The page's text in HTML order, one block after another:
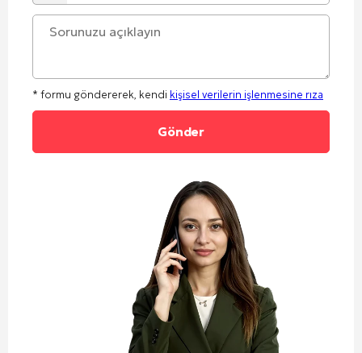
* formu göndererek, kendi kişisel verilerin işlenmesine rıza